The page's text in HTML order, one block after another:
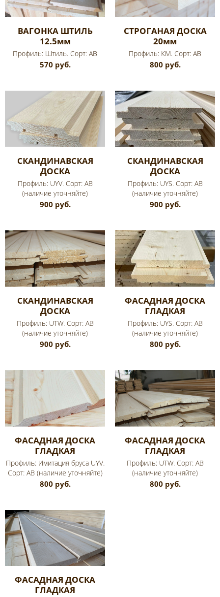
ВАГОНКА ШТИЛЬ
12.5мм
Профиль: Штиль. Сорт: AB
570 руб.
СТРОГАНАЯ ДОСКА
20мм
Профиль: КМ. Сорт: AB
800 руб.
СКАНДИНАВСКАЯ
ДОСКА
Профиль: UYV. Сорт: AB
(наличие уточняйте)
900 руб.
СКАНДИНАВСКАЯ
ДОСКА
Профиль: UYS. Сорт: AB
(наличие уточняйте)
900 руб.
СКАНДИНАВСКАЯ
ДОСКА
Профиль: UTW. Сорт: AB
(наличие уточняйте)
900 руб.
ФАСАДНАЯ ДОСКА
ГЛАДКАЯ
Профиль: UYS. Сорт: AB
(наличие уточняйте)
800 руб.
ФАСАДНАЯ ДОСКА
ГЛАДКАЯ
Профиль: Имитация бруса UYV.
Сорт: AB (наличие уточняйте)
800 руб.
ФАСАДНАЯ ДОСКА
ГЛАДКАЯ
Профиль: UTW. Сорт: AB
(наличие уточняйте)
800 руб.
ФАСАДНАЯ ДОСКА
ГЛАДКАЯ